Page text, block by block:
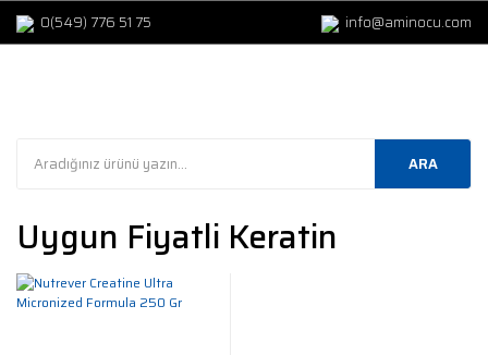
0(549) 776 51 75 info@aminocu.com
ARA
Uygun Fiyatli Keratin